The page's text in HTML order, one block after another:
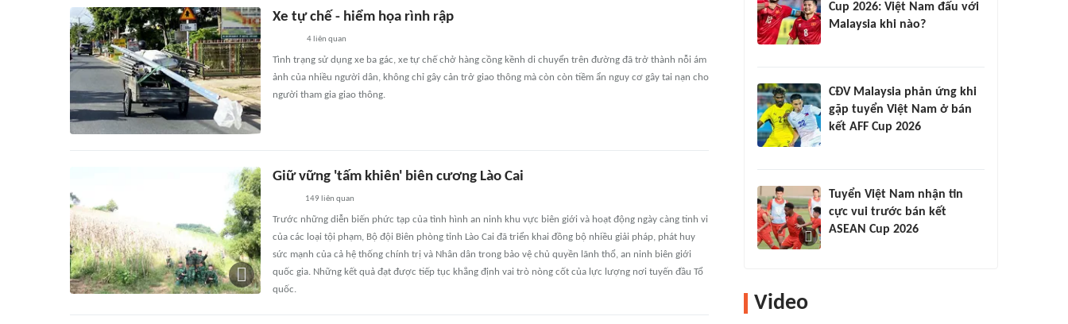
Xe tự chế - hiểm họa rình rập
4liên quan
Tình trạng sử dụng xe ba gác, xe tự chế chở hàng cồng kềnh di chuyển trên đường đã trở thành nỗi ám
ảnh của nhiều người dân, không chỉ gây cản trở giao thông mà còn còn tiềm ẩn nguy cơ gây tai nạn cho
người tham gia giao thông.
Giữ vững 'tấm khiên' biên cương Lào Cai
149 liên quan
Trước những diễn biến phức tạp của tình hình an ninh khu vực biên giới và hoạt động ngày càng tinh vi
của các loại tội phạm, Bộ đội Biên phòng tỉnh Lào Cai đã triển khai đồng bộ nhiều giải pháp, phát huy
sức mạnh của cả hệ thống chính trị và Nhân dân trong bảo vệ chủ quyền lãnh thổ, an ninh biên giới
quốc gia. Những kết quả đạt được tiếp tục khẳng định vai trò nòng cốt của lực lượng nơi tuyến đầu Tổ
quốc.
Cup 2026: Việt Nam đấu với
Malaysia khi nào?
CĐV Malaysia phản ứng khi
gặp tuyển Việt Nam ở bán
kết AFF Cup 2026
Tuyển Việt Nam nhận tin
cực vui trước bán kết
ASEAN Cup 2026
Video